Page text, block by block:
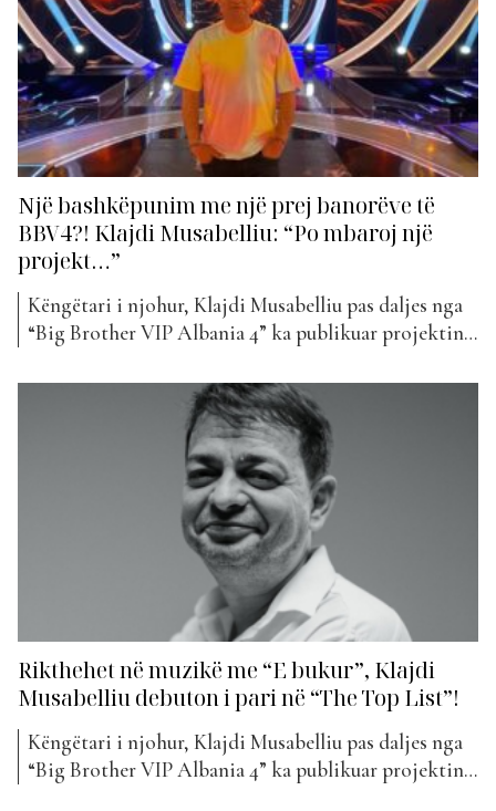
Një bashkëpunim me një prej banorëve të
BBV4?! Klajdi Musabelliu: “Po mbaroj një
projekt…”
Këngëtari i njohur, Klajdi Musabelliu pas daljes nga
“Big Brother VIP Albania 4” ka publikuar projektin e
ka rikthyer atë sërish në muzikë. Klajdi ka qenë i
ftuar mëngjesin e sotëm nëpërmjet një lidhje me
Skype për “Wake Up”, ku...
Rikthehet në muzikë me “E bukur”, Klajdi
Musabelliu debuton i pari në “The Top List”!
Këngëtari i njohur, Klajdi Musabelliu pas daljes nga
“Big Brother VIP Albania 4” ka publikuar projektin e